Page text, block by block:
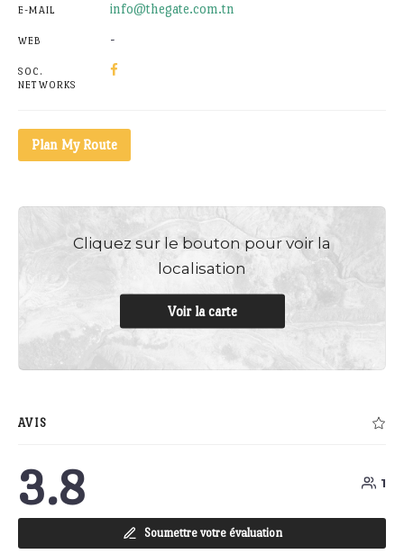
E-MAIL info@thegate.com.tn
WEB -
SOC.
NETWORKS
Plan My Route
Cliquez sur le bouton pour voir la
localisation
Voir la carte
AVIS
3.8 1
Soumettre votre évaluation